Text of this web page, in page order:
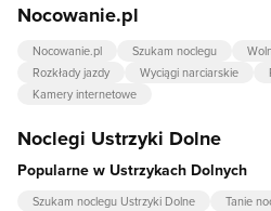
Nocowanie.pl
Nocowanie.pl Szukam noclegu
Rozkłady jazdy
Wyciągi narciarskie
Kamery internetowe
Noclegi Ustrzyki Dolne
Popularne w Ustrzykach Dolnych
Szukam noclegu Ustrzyki Dolne
Tanie